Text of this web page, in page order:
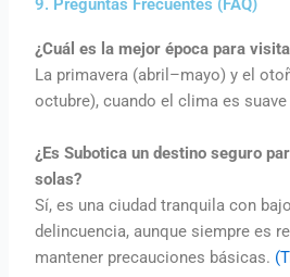
9. Preguntas Frecuentes (FAQ)
¿Cuál es la mejor época para
La primavera (abril–mayo) y el
octubre), cuando el clima es
¿Es Subotica un destino seguro
solas?
Sí, es una ciudad tranquila con
delincuencia, aunque siempre es
mantener precauciones básicas.